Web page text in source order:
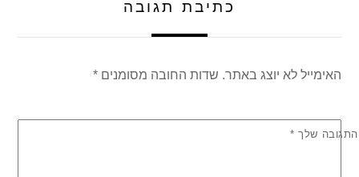
כתיבת תגובה
האימייל לא יוצג באתר. שדות החובה מסומנים*
התגובה שלך *